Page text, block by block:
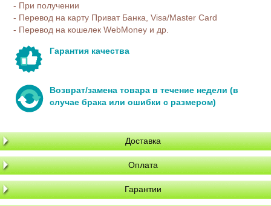
- При получении
- Перевод на карту Приват Банка, Visa/Master Card
- Перевод на кошелек WebMoney и др.
Гарантия качества
Возврат/замена товара в течение недели (в
случае брака или ошибки с размером)
Доставка
Оплата
Гарантии